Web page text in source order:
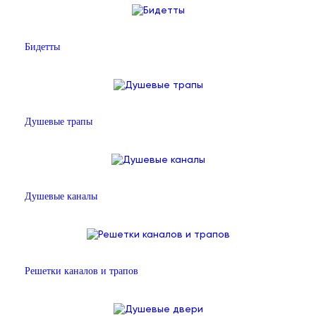
Бидетты
Душевые трапы
Душевые каналы
Решетки каналов и трапов